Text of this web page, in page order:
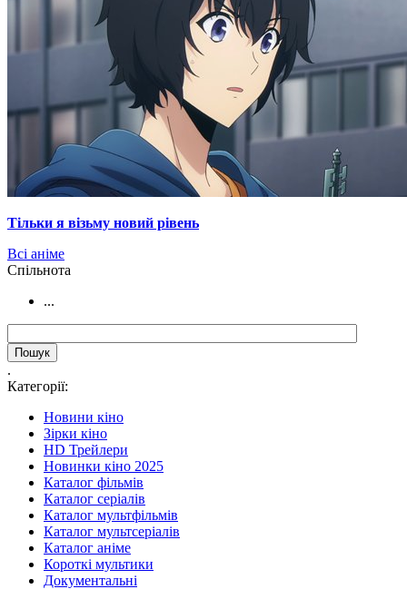
Тільки я візьму новий рівень
Всі аніме
Cпільнота
...
.
Категорії:
Новини кіно
Зірки кіно
HD Трейлери
Новинки кіно 2025
Каталог фільмів
Каталог серіалів
Каталог мультфільмів
Каталог мультсеріалів
Каталог аніме
Короткі мультики
Документальні